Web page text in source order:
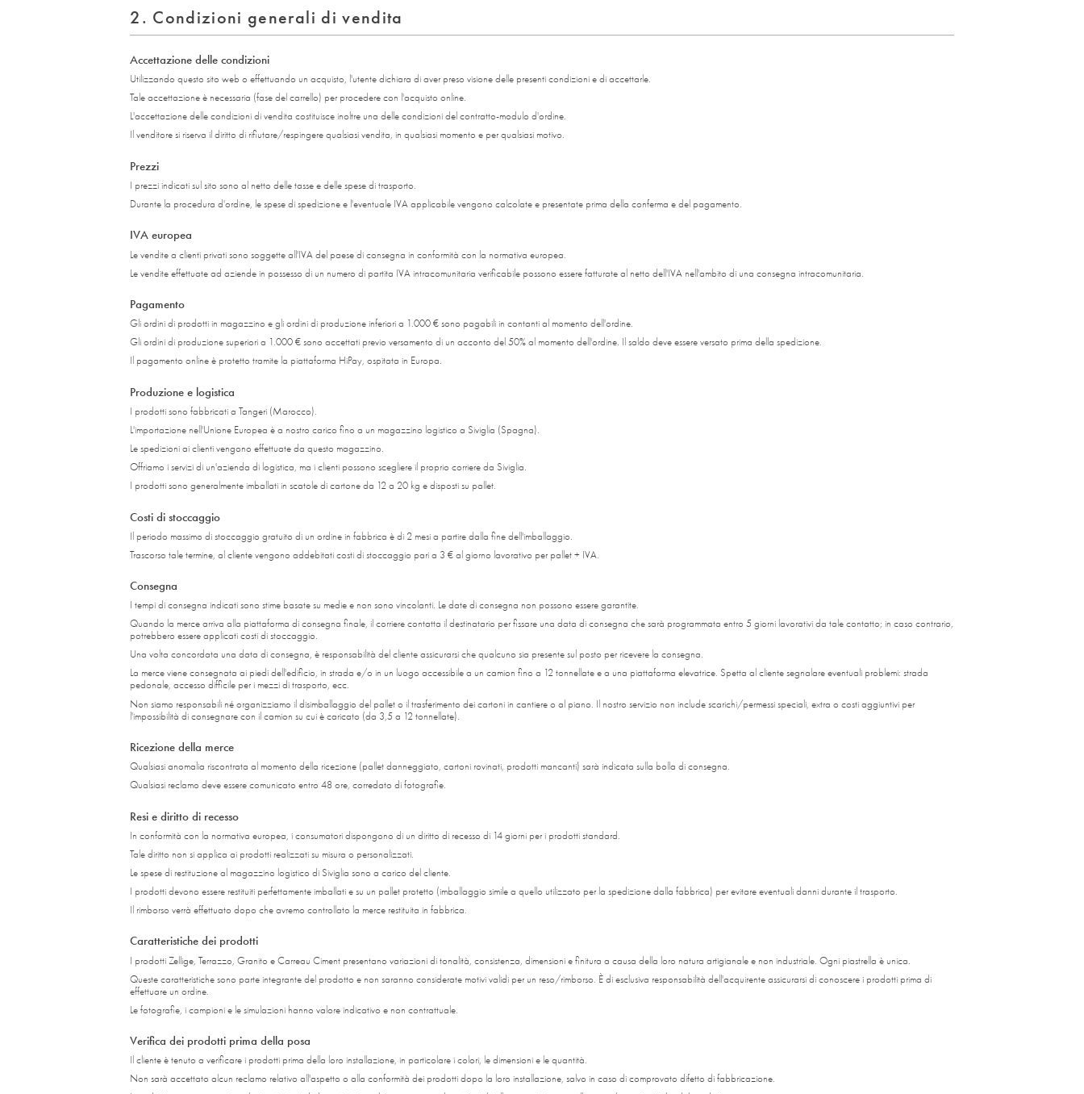
2. Condizioni generali di vendita
Accettazione delle condizioni
Utilizzando questo sito web o effettuando un acquisto, l'utente dichiara di aver preso visione delle presenti condizioni e di accettarle.
Tale accettazione è necessaria (fase del carrello) per procedere con l'acquisto online.
L'accettazione delle condizioni di vendita costituisce inoltre una delle condizioni del contratto-modulo d'ordine.
Il venditore si riserva il diritto di rifiutare/respingere qualsiasi vendita, in qualsiasi momento e per qualsiasi motivo.
Prezzi
I prezzi indicati sul sito sono al netto delle tasse e delle spese di trasporto.
Durante la procedura d'ordine, le spese di spedizione e l'eventuale IVA applicabile vengono calcolate e presentate prima della conferma e del pagamento.
IVA europea
Le vendite a clienti privati sono soggette all'IVA del paese di consegna in conformità con la normativa europea.
Le vendite effettuate ad aziende in possesso di un numero di partita IVA intracomunitaria verificabile possono essere fatturate al netto dell'IVA nell'ambito di una consegna intracomunitaria.
Pagamento
Gli ordini di prodotti in magazzino e gli ordini di produzione inferiori a 1.000 € sono pagabili in contanti al momento dell'ordine.
Gli ordini di produzione superiori a 1.000 € sono accettati previo versamento di un acconto del 50% al momento dell'ordine. Il saldo deve essere versato prima della spedizione.
Il pagamento online è protetto tramite la piattaforma HiPay, ospitata in Europa.
Produzione e logistica
I prodotti sono fabbricati a Tangeri (Marocco).
L'importazione nell'Unione Europea è a nostro carico fino a un magazzino logistico a Siviglia (Spagna).
Le spedizioni ai clienti vengono effettuate da questo magazzino.
Offriamo i servizi di un'azienda di logistica, ma i clienti possono scegliere il proprio corriere da Siviglia.
I prodotti sono generalmente imballati in scatole di cartone da 12 a 20 kg e disposti su pallet.
Costi di stoccaggio
Il periodo massimo di stoccaggio gratuito di un ordine in fabbrica è di 2 mesi a partire dalla fine dell'imballaggio.
Trascorso tale termine, al cliente vengono addebitati costi di stoccaggio pari a 3 € al giorno lavorativo per pallet + IVA.
Consegna
I tempi di consegna indicati sono stime basate su medie e non sono vincolanti. Le date di consegna non possono essere garantite.
Quando la merce arriva alla piattaforma di consegna finale, il corriere contatta il destinatario per fissare una data di consegna che sarà programmata entro 5 giorni lavorativi da tale contatto; in caso contrario,
potrebbero essere applicati costi di stoccaggio.
Una volta concordata una data di consegna, è responsabilità del cliente assicurarsi che qualcuno sia presente sul posto per ricevere la consegna.
La merce viene consegnata ai piedi dell'edificio, in strada e/o in un luogo accessibile a un camion fino a 12 tonnellate e a una piattaforma elevatrice. Spetta al cliente segnalare eventuali problemi: strada
pedonale, accesso difficile per i mezzi di trasporto, ecc.
Non siamo responsabili né organizziamo il disimballaggio del pallet o il trasferimento dei cartoni in cantiere o al piano. Il nostro servizio non include scarichi/permessi speciali, extra o costi aggiuntivi per
l'impossibilità di consegnare con il camion su cui è caricato (da 3,5 a 12 tonnellate).
Ricezione della merce
Qualsiasi anomalia riscontrata al momento della ricezione (pallet danneggiato, cartoni rovinati, prodotti mancanti) sarà indicata sulla bolla di consegna.
Qualsiasi reclamo deve essere comunicato entro 48 ore, corredato di fotografie.
Resi e diritto di recesso
In conformità con la normativa europea, i consumatori dispongono di un diritto di recesso di 14 giorni per i prodotti standard.
Tale diritto non si applica ai prodotti realizzati su misura o personalizzati.
Le spese di restituzione al magazzino logistico di Siviglia sono a carico del cliente.
I prodotti devono essere restituiti perfettamente imballati e su un pallet protetto (imballaggio simile a quello utilizzato per la spedizione dalla fabbrica) per evitare eventuali danni durante il trasporto.
Il rimborso verrà effettuato dopo che avremo controllato la merce restituita in fabbrica.
Caratteristiche dei prodotti
I prodotti Zellige, Terrazzo, Granito e Carreau Ciment presentano variazioni di tonalità, consistenza, dimensioni e finitura a causa della loro natura artigianale e non industriale. Ogni piastrella è unica.
Queste caratteristiche sono parte integrante del prodotto e non saranno considerate motivi validi per un reso/rimborso. È di esclusiva responsabilità dell'acquirente assicurarsi di conoscere i prodotti prima di
effettuare un ordine.
Le fotografie, i campioni e le simulazioni hanno valore indicativo e non contrattuale.
Verifica dei prodotti prima della posa
Il cliente è tenuto a verificare i prodotti prima della loro installazione, in particolare i colori, le dimensioni e le quantità.
Non sarà accettato alcun reclamo relativo all'aspetto o alla conformità dei prodotti dopo la loro installazione, salvo in caso di comprovato difetto di fabbricazione.